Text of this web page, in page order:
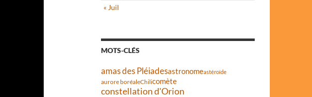
« Juil
MOTS-CLÉS
amas des Pléiadesastronomeastéroïde
aurore boréaleChilicomète
constellation d'Orion